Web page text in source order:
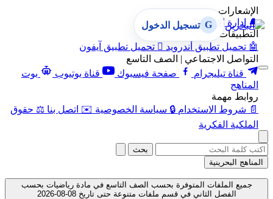
الإشعارات
🔔 إدارة الإشعارات
التطبيقات
🤖 تحميل تطبيق أندرويد  تحميل تطبيق آيفون
التواصل الاجتماعي | الصف التاسع
قناة تيليجرام
صفحة فيسبوك قناة يوتيوب
بوت
المناهج
روابط مهمة
📄 شروط الاستخدام 🔒 سياسة الخصوصية ✉️ اتصل بنا ⚖️ حقوق
الملكية الفكرية
G تسجيل الدخول
بحث
المناهج البحرينية
جميع الملفات المتوفرة بحسب الصف التاسع في مادة رياضيات بحسب
الفصل الثاني في قسم ملفات متنوعة حتى تاريخ 08-08-2026